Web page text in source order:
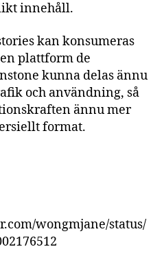
innehåll.
kan konsumeras
plattform de
kunna delas ännu
och användning, så
ännu mer
format.
wongmjane/status/